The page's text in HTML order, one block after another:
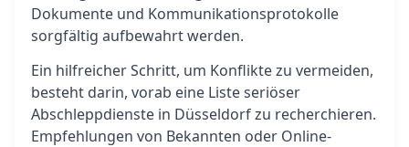
Dokumente und Kommunikationsprotokolle
sorgfältig aufbewahrt werden.
Ein hilfreicher Schritt, um Konflikte zu vermeiden,
besteht darin, vorab eine Liste seriöser
Abschleppdienste in Düsseldorf zu recherchieren.
Empfehlungen von Bekannten oder Online-